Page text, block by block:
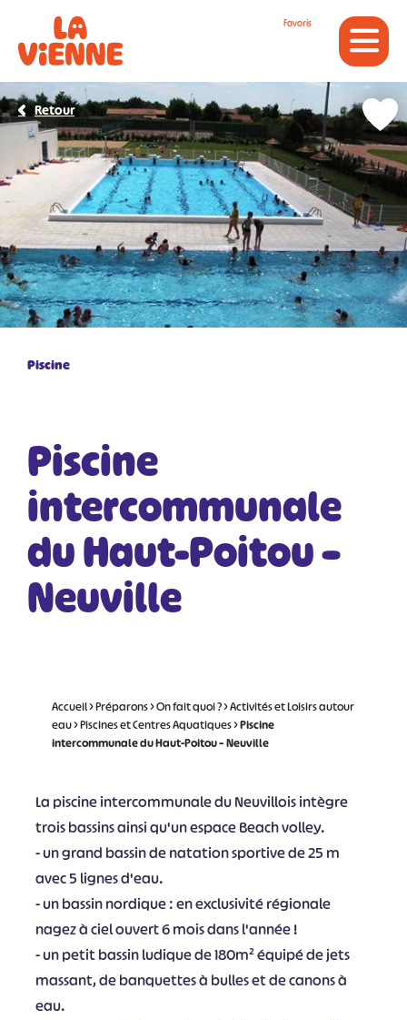
Favoris
Piscine
Piscine
intercommunale
du Haut-Poitou –
Neuville
Retour
Accueil>Préparons>On fait quoi ?>Activités et Loisirs autour
eau>Piscines et Centres Aquatiques>Piscine
intercommunale du Haut-Poitou – Neuville
La piscine intercommunale du Neuvillois intègre
trois bassins ainsi qu'un espace Beach volley.
- un grand bassin de natation sportive de 25 m
avec 5 lignes d'eau.
- un bassin nordique : en exclusivité régionale
nagez à ciel ouvert 6 mois dans l'année !
- un petit bassin ludique de 180m² équipé de jets
massant, de banquettes à bulles et de canons à
eau.